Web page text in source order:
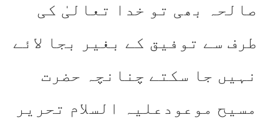
صالحہ بھی تو خدا تعالیٰ کی
طرف سے توفیق کے بغیر بجا لائے
نہیں جا سکتے چنانچہ حضرت
مسیح موعودعلیہ السلام تحریر